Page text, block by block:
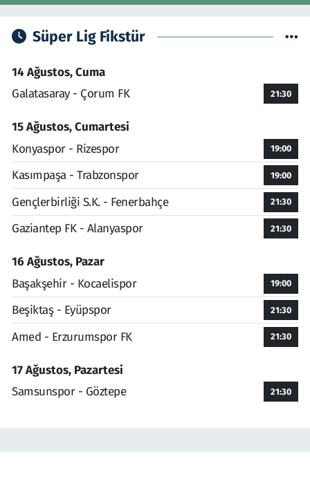
Süper Lig Fikstür
14 Ağustos, Cuma
Galatasaray - Çorum FK
21:30
15 Ağustos, Cumartesi
Konyaspor - Rizespor
19:00
Kasımpaşa - Trabzonspor 19:00
Gençlerbirliği S.K. - Fenerbahçe 21:30
Gaziantep FK - Alanyaspor 21:30
16 Ağustos, Pazar
Başakşehir - Kocaelispor
19:00
Beşiktaş - Eyüpspor 21:30
Amed - Erzurumspor FK 21:30
17 Ağustos, Pazartesi
Samsunspor - Göztepe
21:30